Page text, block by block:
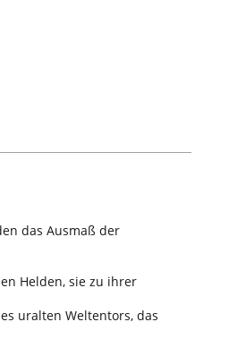
das Ausmaß der
Helden, sie zu ihrer
uralten Weltentors, das